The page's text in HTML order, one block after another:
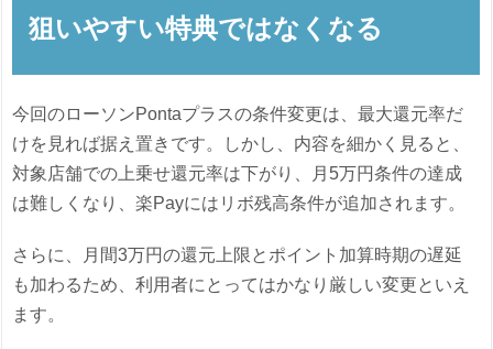
狙いやすい特典ではなくなる
今回のローソンPontaプラスの条件変更は、最大還元率だ
けを見れば据え置きです。しかし、内容を細かく見ると、
対象店舗での上乗せ還元率は下がり、月5万円条件の達成
は難しくなり、楽Payにはリボ残高条件が追加されます。
さらに、月間3万円の還元上限とポイント加算時期の遅延
も加わるため、利用者にとってはかなり厳しい変更といえ
ます。